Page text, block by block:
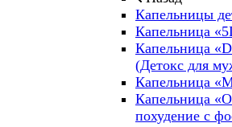
Капельницы
Капельница
Капельница
(Детокс для
Капельница
Капельница
похудение с